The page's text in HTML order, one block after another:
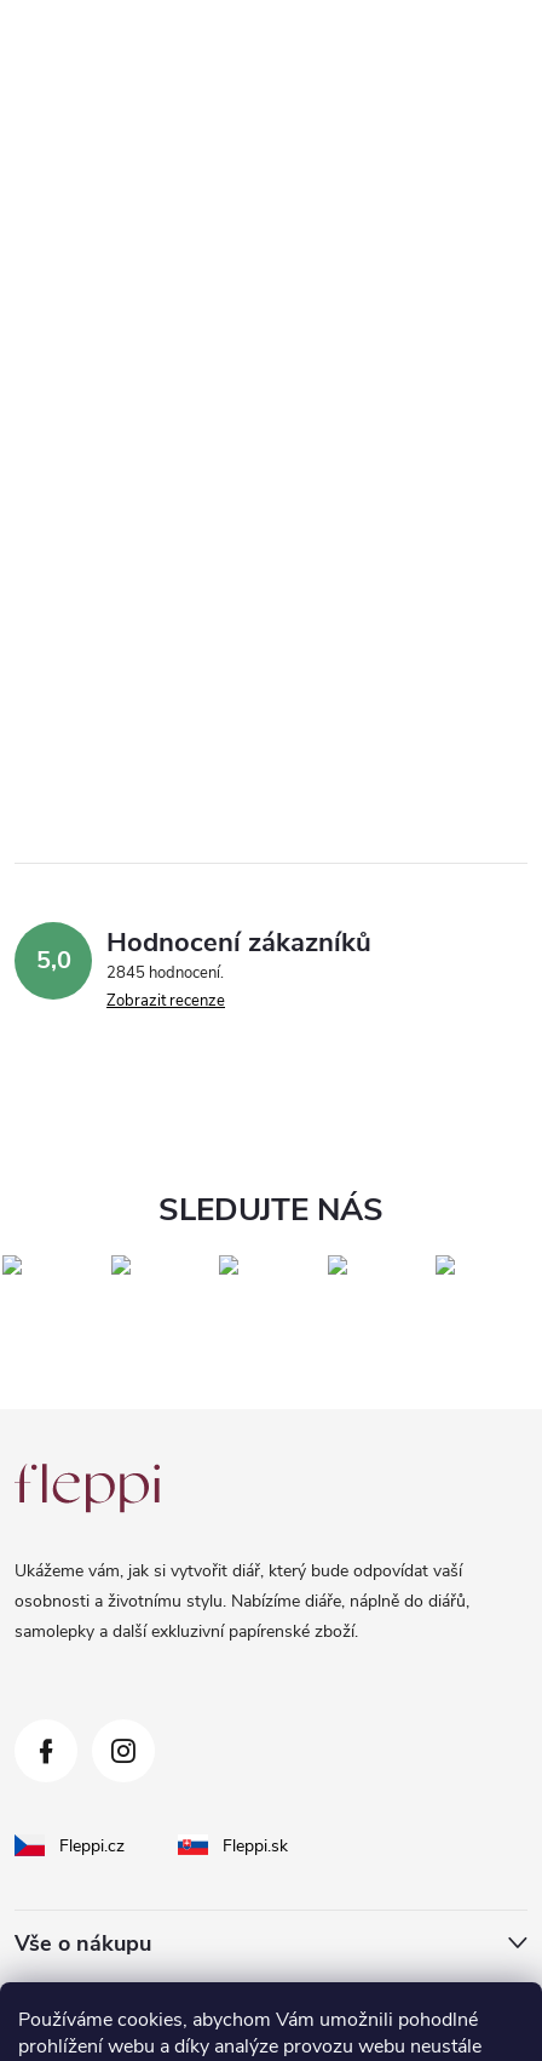
Používáme cookies, abychom Vám umožnili pohodlné
prohlížení webu a díky analýze provozu webu neustále
5,0 Hodnocení zákazníků
2845 hodnocení
Zobrazit recenze
SLEDUJTE NÁS
á
Ukážeme vám, jak si vytvořit diář, který bude odpovídat vaší
osobnosti a životnímu stylu. Nabízíme diáře, náplně do diářů,
samolepky a další exkluzivní papírenské zboží.
Fleppi.cz Fleppi.sk
Vše o nákupu
O Fleppi